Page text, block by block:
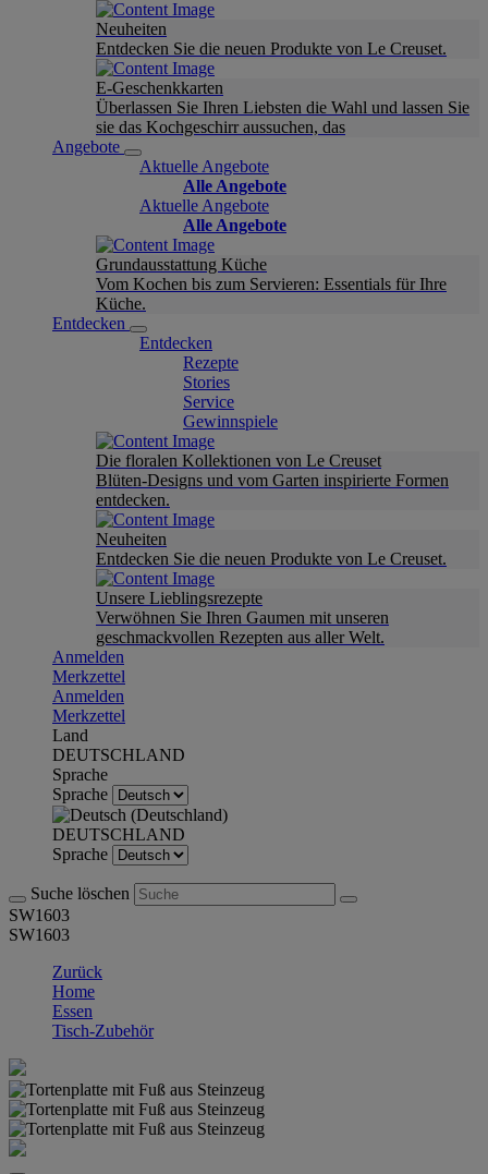
Neuheiten
Entdecken Sie die neuen Produkte von Le Creuset.
E-Geschenkkarten
Überlassen Sie Ihren Liebsten die Wahl und lassen Sie
sie das Kochgeschirr aussuchen, das
Angebote
Aktuelle Angebote
Alle Angebote
Aktuelle Angebote
Alle Angebote
Grundausstattung Küche
Vom Kochen bis zum Servieren: Essentials für Ihre
Küche.
Entdecken
Entdecken
Rezepte
Stories
Service
Gewinnspiele
Die floralen Kollektionen von Le Creuset
Blüten-Designs und vom Garten inspirierte Formen
entdecken.
Neuheiten
Entdecken Sie die neuen Produkte von Le Creuset.
Unsere Lieblingsrezepte
Verwöhnen Sie Ihren Gaumen mit unseren
geschmackvollen Rezepten aus aller Welt.
Anmelden
Merkzettel
Anmelden
Merkzettel
Land
DEUTSCHLAND
Sprache
Sprache
DEUTSCHLAND
Sprache
Suche löschen
SW1603
SW1603
Zurück
Home
Essen
Tisch-Zubehör